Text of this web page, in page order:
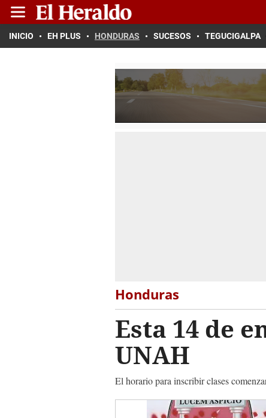
INICIO EH PLUS HONDURAS SUCESOS TEGUCIGALPA
Honduras
Esta 14 de
UNAH
El horario para inscribir clases